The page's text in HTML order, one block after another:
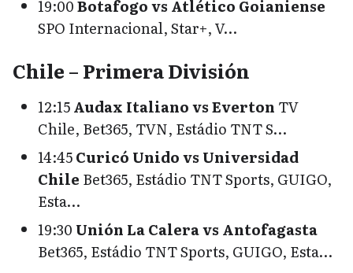
19:00Botafogo vs Atlético Goianiense
SPO Internacional, Star+, V…
Chile – Primera División
12:15Audax Italiano vs Everton TV
Chile, Bet365, TVN, Estádio TNT S…
14:45Curicó Unido vs Universidad
Chile Bet365, Estádio TNT Sports, GUIGO,
Esta…
19:30 Unión La Calera vs Antofagasta
Bet365, Estádio TNT Sports, GUIGO, Esta…